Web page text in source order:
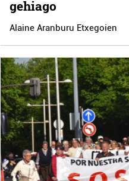
gehiago
Alaine Aranburu Etxegoien